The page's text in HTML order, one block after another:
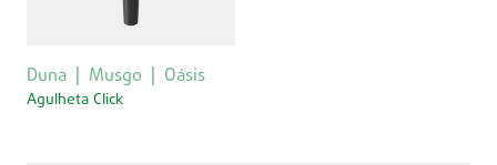
Duna Musgo Oásis
Agulheta Click